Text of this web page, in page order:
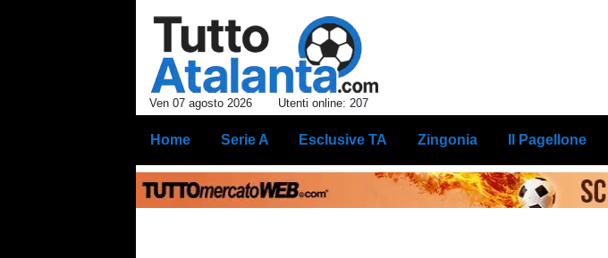
Ven 07 agosto 2026 Utenti online: 207
Home Serie A Esclusive TA Zingonia Il Pagellone